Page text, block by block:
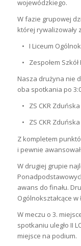
wojewódzkiego.
W fazie grupowej
której rywalizowały
• I Liceum
• Zespołem
Nasza drużyna nie
oba spotkania po
• ZS CKR
• ZS CKR
Z kompletem
i pewnie
W drugiej grupie
awans do finału.
Ogólnokształcące
W meczu o 3.
spotkaniu uległo II
miejsce na podium.